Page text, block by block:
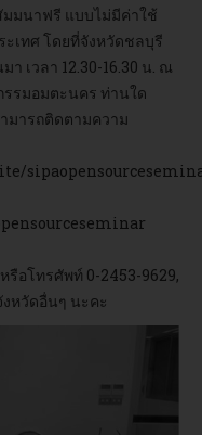
มนาฟรี แบบไม่มีค่าใช้
ะเทศ โดยที่จังหวัดชลบุรี
เวลา 12.30-16.30 น. ณ
รมอมตะนคร ท่านใด
มารถติดตามความ
หรือโทรศัพท์ 0-2453-9629,
หวัดอื่นๆ นะคะ